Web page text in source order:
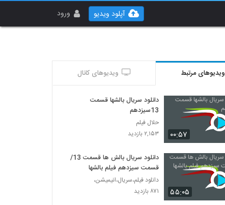
ورود آپلود ویدیو
ویدیوهای مرتبط ویدیوهای کانال
۰۰:۵۷
دانلود سریال بالشها قسمت
13سیزدهم
حلال فیلم
۲,۱۵۳ بازدید
۵۵:۰۵
دانلود سریال بالش ها قسمت 13/
قسمت سیزدهم فیلم بالشها
دانلود فیلم،سریال،انیمیشن،
۸۷۱ بازدید